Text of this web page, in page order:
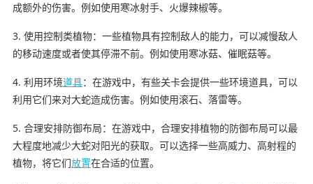
成额外的伤害。例如使用寒冰射手、火爆辣椒等。
3. 使用控制类植物：一些植物具有控制敌人的能力，可以减慢敌人
的移动速度或者使其停滞不前。例如使用寒冰菇、催眠菇等。
4. 利用环境道具：在游戏中，有些关卡会提供一些环境道具，可以
利用它们来对大蛇造成伤害。例如使用滚石、落雷等。
5. 合理安排防御布局：在游戏中，合理安排植物的防御布局可以最
大程度地减少大蛇对阳光的获取。可以选择一些高威力、高射程的
植物，将它们放置在合适的位置。